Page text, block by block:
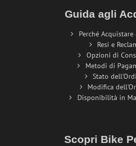
Guida agli
Perché Acquistare
Resi e
Opzioni di
Metodi di
Stato
Modifica
Disponibilità in
Scopri Bike